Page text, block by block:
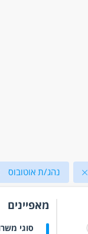
נהג/ת אוטובוס
מאפיינים
סוגי